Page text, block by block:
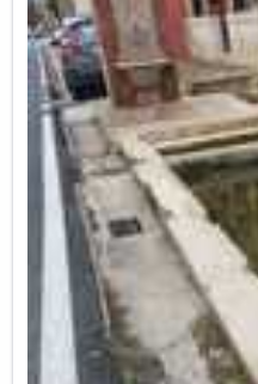
mayores. Cuando
se pueden utilizar en